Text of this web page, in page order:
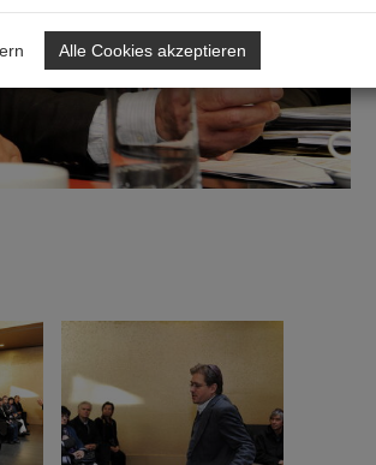
Alle Cookies akzeptieren